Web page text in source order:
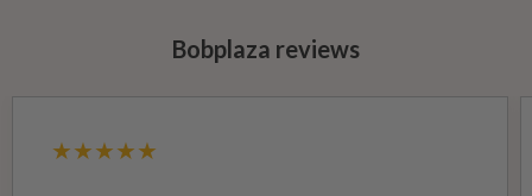
Bobplaza reviews
★★★★★